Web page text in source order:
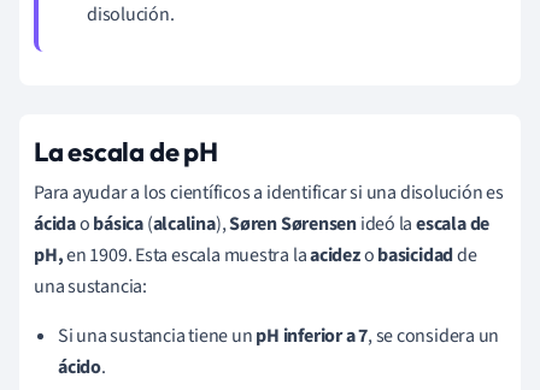
disolución.
La escala de pH
Para ayudar a los científicos a identificar si una disolución es
ácidaobásica(alcalina),SørenSørensenideó laescala de
pH,en 1909. Esta escala muestra laacidezobasicidadde
una sustancia:
Si una sustancia tiene unpH inferior a 7, se considera un
ácido.